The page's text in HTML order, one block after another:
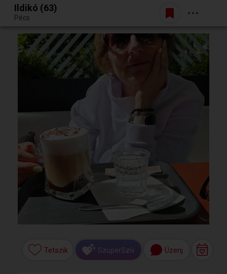
Egy jó randiból bármi lehet.
Belépés
Ildikó (63)
Pécs
Tetszik SzuperSzív Üzenj